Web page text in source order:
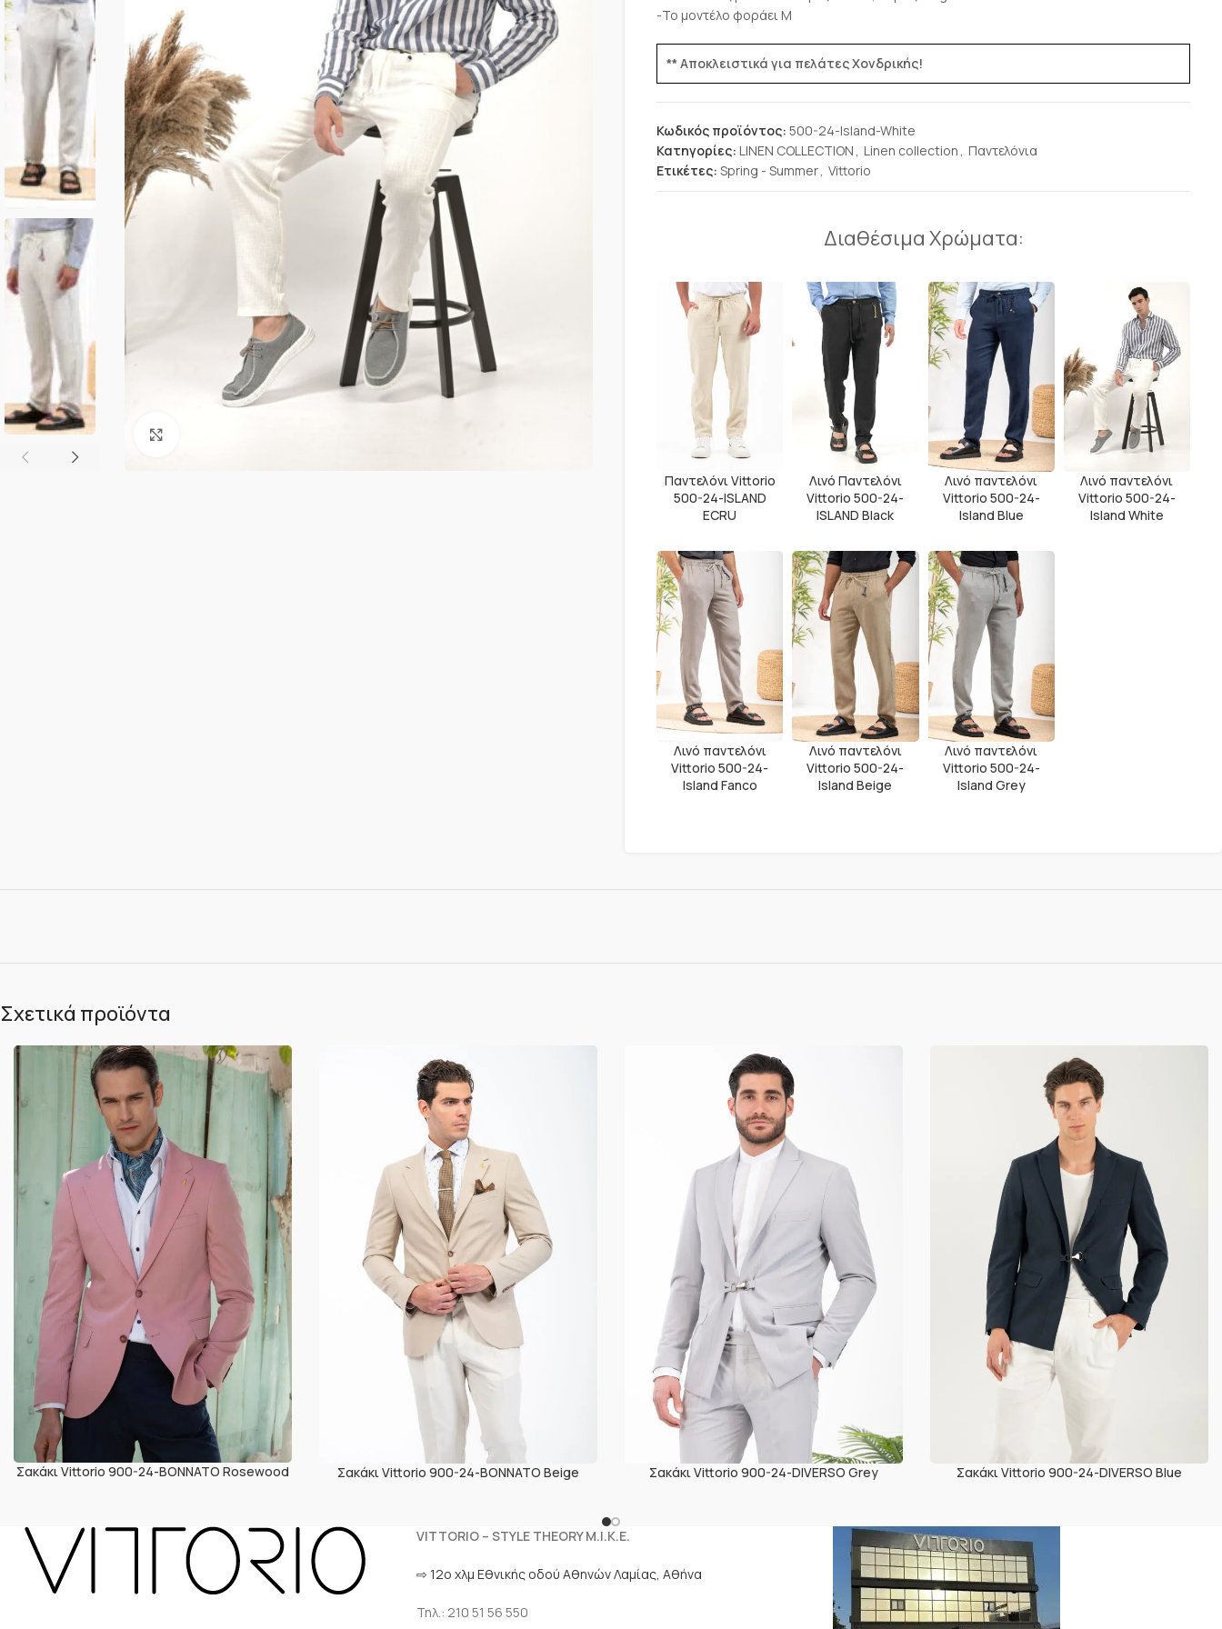
-Το μοντέλο φοράει Μ
** Αποκλειστικά για πελάτες Χονδρικής!
Κωδικός προϊόντος: 500-24-Island-White
Κατηγορίες: LINEN COLLECTION , Linen collection , Παντελόνια
Ετικέτες: Spring - Summer, Vittorio
Διαθέσιμα Χρώματα:
Παντελόνι Vittorio
500-24-ISLAND
ECRU
Λινό Παντελόνι
Vittorio 500-24-
ISLAND Black
Λινό παντελόνι
Vittorio 500-24-
Island Blue
Λινό παντελόνι
Vittorio 500-24-
Island White
Λινό παντελόνι
Vittorio 500-24-
Island Fanco
Λινό παντελόνι
Vittorio 500-24-
Island Beige
Λινό παντελόνι
Vittorio 500-24-
Island Grey
Σχετικά προϊόντα
Σακάκι Vittorio 900-24-BONNATO Rosewood Σακάκι Vittorio 900-24-BONNATO Beige Σακάκι Vittorio 900-24-DIVERSO Grey Σακάκι Vittorio 900-24-DIVERSO Blue
VITTORIO – STYLE THEORY M.I.K.E.
⇨ 12ο χλμ Eθνικής οδού Αθηνών Λαμίας, Αθήνα
Τηλ.: 210 51 56 550